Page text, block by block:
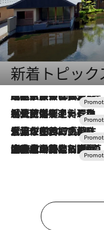
新着トピッ
2026.7.31
【ホテル帰省】という選択肢をOMOが提案。家族とほどよい距離を保つには「昼は実家、夜は気兼ねなくホテルで！」
2026.7.24
【夏限定ディナーコース】旬を迎える稚鮎や花ズッキーニなどをイタリア・トスカーナの郷土料理の手法で満喫！
2026.7.17
「土佐和ハーブかき氷」がOMO7高知に登場！生姜、山椒、大葉など目にも舌にも涼を呼ぶ郷土の味
2026.7.10
NEW OPEN！【界 草津】名湯の地に誕生。趣の異なる2種の温泉と上州ならではの会席・蕎麦割烹など美食を味わう究極の癒やし旅